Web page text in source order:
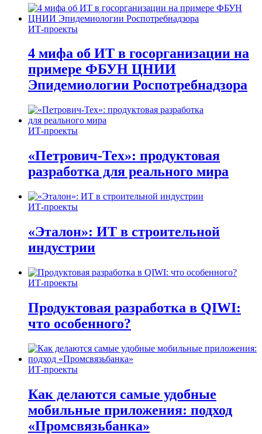
ИТ-проекты
4 мифа об ИТ в госорганизации на
примере ФБУН ЦНИИ
Эпидемиологии Роспотребнадзора
ИТ-проекты
«Петрович-Тех»: продуктовая
разработка для реального мира
ИТ-проекты
«Эталон»: ИТ в строительной
индустрии
ИТ-проекты
Продуктовая разработка в QIWI:
что особенного?
ИТ-проекты
Как делаются самые удобные
мобильные приложения: подход
«Промсвязьбанка»